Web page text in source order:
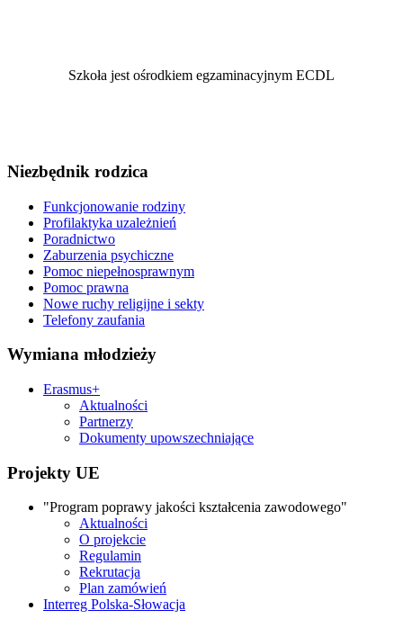
Szkoła jest ośrodkiem egzaminacyjnym ECDL
Niezbędnik rodzica
Funkcjonowanie rodziny
Profilaktyka uzależnień
Poradnictwo
Zaburzenia psychiczne
Pomoc niepełnosprawnym
Pomoc prawna
Nowe ruchy religijne i sekty
Telefony zaufania
Wymiana młodzieży
Erasmus+
Aktualności
Partnerzy
Dokumenty upowszechniające
Projekty UE
"Program poprawy jakości kształcenia zawodowego"
Aktualności
O projekcie
Regulamin
Rekrutacja
Plan zamówień
Interreg Polska-Słowacja